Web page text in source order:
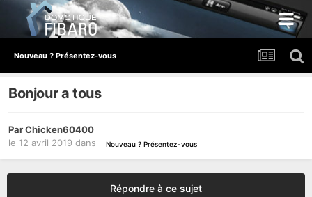
Nouveau ? Présentez-vous
Bonjour a tous
ParChicken60400
le 12 avril 2019 dans Nouveau ? Présentez-vous
Répondre à ce sujet